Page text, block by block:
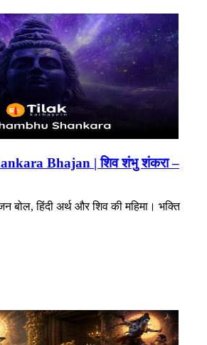
Bhajan | शिव शंभु शंकरा –
बोल, हिंदी अर्थ और शिव की महिमा। भक्ति